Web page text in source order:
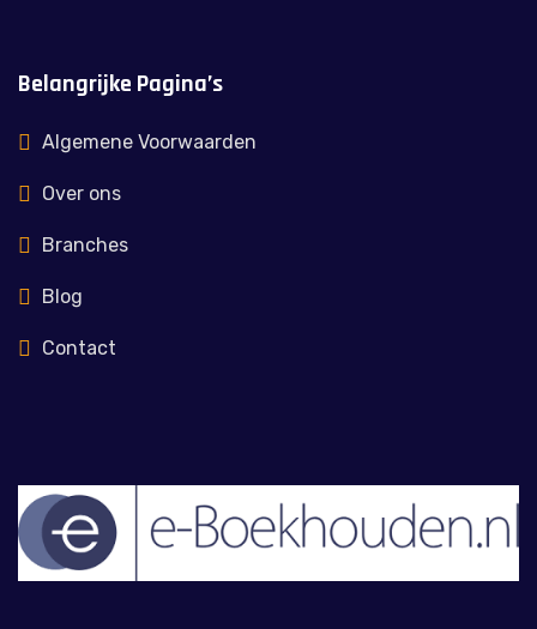
Belangrijke Pagina’s
Algemene Voorwaarden
Over ons
Branches
Blog
Contact